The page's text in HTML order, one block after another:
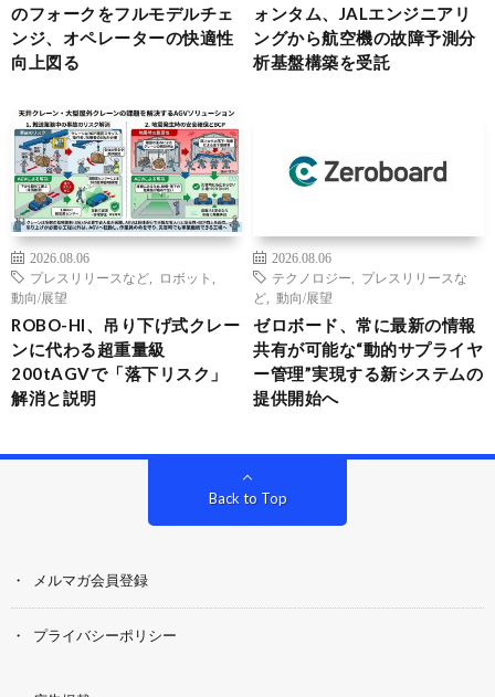
のフォークをフルモデルチェ
ンジ、オペレーターの快適性
向上図る
ォンタム、JALエンジニアリ
ングから航空機の故障予測分
析基盤構築を受託
2026.08.06
プレスリリースなど
ロボット
動向/展望
ROBO-HI、吊り下げ式クレー
ンに代わる超重量級
200tAGVで「落下リスク」
解消と説明
2026.08.06
テクノロジー
プレスリリースな
ど
動向/展望
ゼロボード、常に最新の情報
共有が可能な“動的サプライヤ
ー管理”実現する新システムの
提供開始へ
Back to Top
メルマガ会員登録
プライバシーポリシー